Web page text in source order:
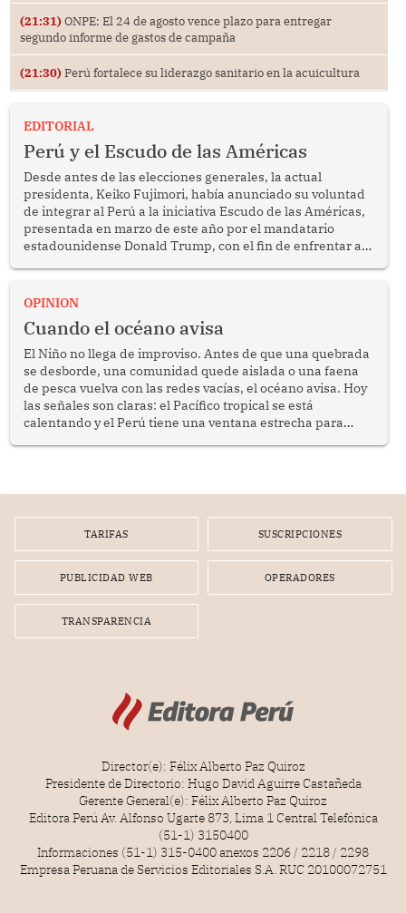
(21:31) ONPE: El 24 de agosto vence plazo para entregar
segundo informe de gastos de campaña
(21:30) Perú fortalece su liderazgo sanitario en la acuicultura
EDITORIAL
Perú y el Escudo de las Américas
Desde antes de las elecciones generales, la actual
presidenta, Keiko Fujimori, había anunciado su voluntad
de integrar al Perú a la iniciativa Escudo de las Américas,
presentada en marzo de este año por el mandatario
estadounidense Donald Trump, con el fin de enfrentar al
OPINION
Cuando el océano avisa
El Niño no llega de improviso. Antes de que una quebrada
se desborde, una comunidad quede aislada o una faena
de pesca vuelva con las redes vacías, el océano avisa. Hoy
las señales son claras: el Pacífico tropical se está
calentando y el Perú tiene una ventana estrecha para
TARIFAS SUSCRIPCIONES
PUBLICIDAD WEB OPERADORES
TRANSPARENCIA
Director(e): Félix Alberto Paz Quiroz
Presidente de Directorio: Hugo David Aguirre Castañeda
Gerente General(e): Félix Alberto Paz Quiroz
Editora Perú Av. Alfonso Ugarte 873, Lima 1 Central Telefónica
(51-1) 3150400
Informaciones (51-1) 315-0400 anexos 2206 / 2218 / 2298
Empresa Peruana de Servicios Editoriales S.A. RUC 20100072751